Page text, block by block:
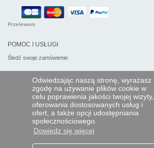
Odwiedzając naszą stronę, wyrażasz
zgodę na używanie plików cookie w
celu poprawienia jakości twojej wizyty,
oferowania dostosowanych usług i
ofert, a także opcji udostępniania
społecznościowego.
Dowiedz się więcej
Przelewem
POMOC I USŁUGI
Śledź swoje zamówienie
PILOTY EXPRESS
Kim jesteśmy?
Informacje prawne
Dane osobowe
Moja strefa dla firm
ORAZ NA ŚWIECIE: